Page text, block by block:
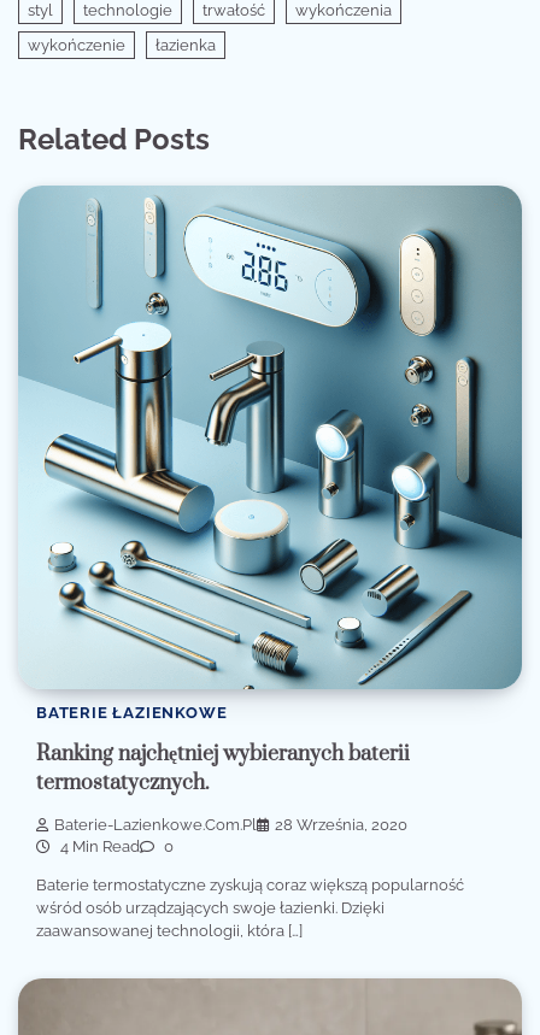
styl
technologie trwałość
wykończenia
wykończenie
łazienka
Related Posts
BATERIE ŁAZIENKOWE
Ranking najchętniej wybieranych baterii
termostatycznych.
Baterie-Lazienkowe.com.pl
28 Września, 2020
4 Min Read
0
Baterie termostatyczne zyskują coraz większą popularność
wśród osób urządzających swoje łazienki. Dzięki
zaawansowanej technologii, która […]